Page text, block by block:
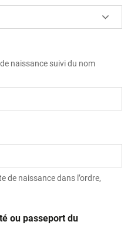
naissance suivi du nom
de naissance dans l’ordre,
ou passeport du